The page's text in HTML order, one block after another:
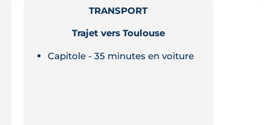
TRANSPORT
Trajet vers Toulouse
Capitole - 35 minutes en voiture